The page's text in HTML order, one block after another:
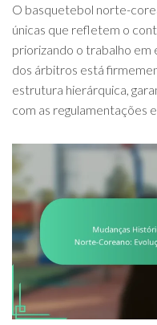
O basquetebol norte-
únicas que refletem o
priorizando o trabalho em
dos árbitros está
estrutura hierárquica,
com as regulamentações